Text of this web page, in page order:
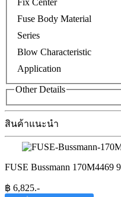
Fix Center
Fuse Body Material
Series
Blow Characteristic
Application
Other Details
สินค้าแนะนำ
FUSE Bussmann 170M4469
฿ 6,825.-